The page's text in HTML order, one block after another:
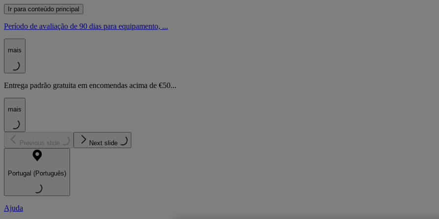
Ir para conteúdo principal
Período de avaliação de 90 dias para equipamento, ...
mais
Entrega padrão gratuita em encomendas acima de €50...
mais
Previous slide Next slide
Portugal (Português)
Ajuda